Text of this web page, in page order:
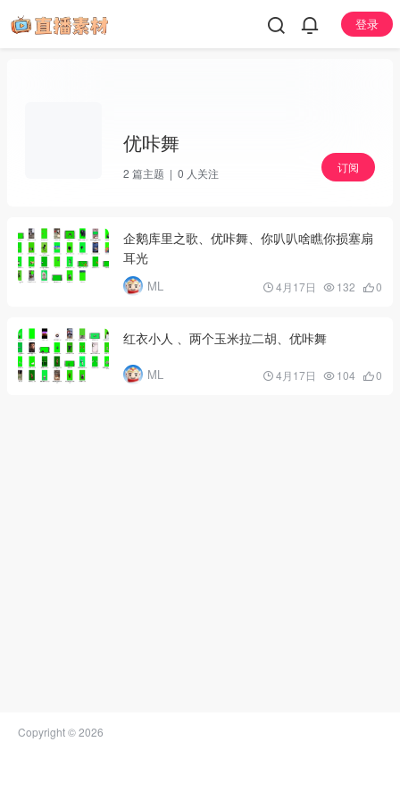
登录
优咔舞
2 篇主题 | 0 人关注 订阅
企鹅库里之歌、优咔舞、你叭叭啥瞧你损塞扇
耳光
ML 4月17日 132 0
红衣小人 、两个玉米拉二胡、优咔舞
ML 4月17日 104 0
Copyright © 2026